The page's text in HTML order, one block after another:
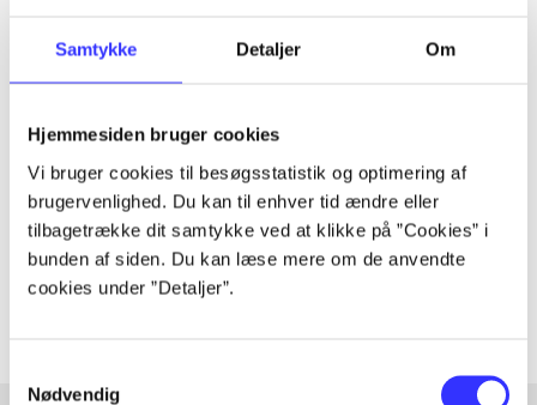
Samtykke Detaljer Om
Hjemmesiden bruger cookies
Vi bruger cookies til besøgsstatistik og optimering af
brugervenlighed. Du kan til enhver tid ændre eller
tilbagetrække dit samtykke ved at klikke på ”Cookies” i
bunden af siden. Du kan læse mere om de anvendte
cookies under ”Detaljer”.
Nødvendig
Artiklen er en del af
lorem ipsum dolor sit amet ...
Tidsskrift
Artiklerne i handler ofte om